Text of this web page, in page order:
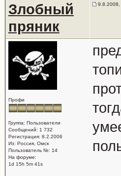
Злобный
пряник
9.8.2008,
Профи
Группа: Пользователи
Сообщений: 1 732
Регистрация: 8.2.2006
Из: Россия, Омск
Пользователь №: 14
На форуме:
1d 15h 5m 41s